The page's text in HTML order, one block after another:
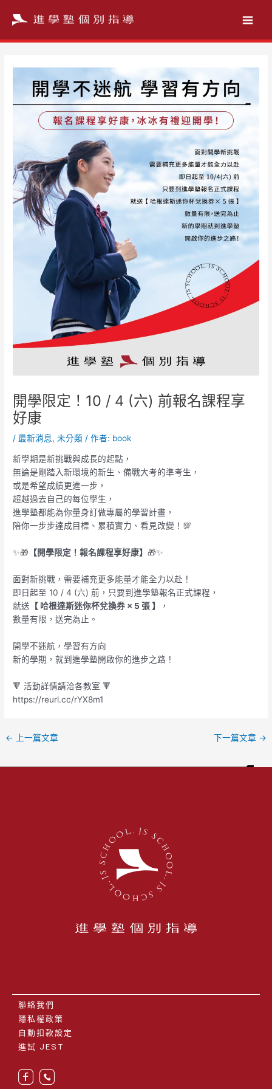
開學限定！10 / 4 (六) 前報名課程享
好康
/最新消息,未分類 / 作者: book
新學期是新挑戰與成長的起點，
無論是剛踏入新環境的新生、備戰大考的準考生，
或是希望成績更進一步，
超越過去自己的每位學生，
進學塾都能為你量身訂做專屬的學習計畫，
陪你一步步達成目標、累積實力、看見改變！💯
✨🎁 【開學限定！報名課程享好康】🎁✨
面對新挑戰，需要補充更多能量才能全力以赴！
即日起至 10 / 4 (六) 前，只要到進學塾報名正式課程，
就送 【 哈根達斯迷你杯兌換券 × 5 張 】
，
數量有限，送完為止。
開學不迷航，學習有方向
新的學期，就到進學塾開啟你的進步之路！
🔻 活動詳情請洽各教室 🔻
https://reurl.cc/rYX8m1
← 上一篇文章 下一篇文章 →
聯絡我們
隱私權政策
自動扣款設定
進試 JEST